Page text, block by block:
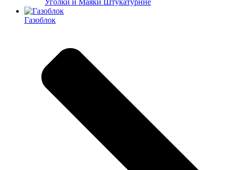
Газоблок